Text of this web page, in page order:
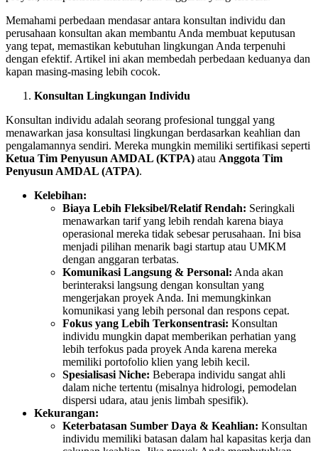
Memahami perbedaan mendasar antara konsultan individu dan
perusahaan konsultan akan membantu Anda membuat keputusan
yang tepat, memastikan kebutuhan lingkungan Anda terpenuhi
dengan efektif. Artikel ini akan membedah perbedaan keduanya dan
kapan masing-masing lebih cocok.
Konsultan Lingkungan Individu
Konsultan individu adalah seorang profesional tunggal yang
menawarkan jasa konsultasi lingkungan berdasarkan keahlian dan
pengalamannya sendiri. Mereka mungkin memiliki sertifikasi seperti
Ketua Tim Penyusun AMDAL (KTPA) atau Anggota Tim
Penyusun AMDAL (ATPA).
Kelebihan:
Biaya Lebih Fleksibel/Relatif Rendah: Seringkali
menawarkan tarif yang lebih rendah karena biaya
operasional mereka tidak sebesar perusahaan. Ini bisa
menjadi pilihan menarik bagi startup atau UMKM
dengan anggaran terbatas.
Komunikasi Langsung & Personal: Anda akan
berinteraksi langsung dengan konsultan yang
mengerjakan proyek Anda. Ini memungkinkan
komunikasi yang lebih personal dan respons cepat.
Fokus yang Lebih Terkonsentrasi: Konsultan
individu mungkin dapat memberikan perhatian yang
lebih terfokus pada proyek Anda karena mereka
memiliki portofolio klien yang lebih kecil.
Spesialisasi Niche: Beberapa individu sangat ahli
dalam niche tertentu (misalnya hidrologi, pemodelan
dispersi udara, atau jenis limbah spesifik).
Kekurangan:
Keterbatasan Sumber Daya & Keahlian: Konsultan
individu memiliki batasan dalam hal kapasitas kerja dan